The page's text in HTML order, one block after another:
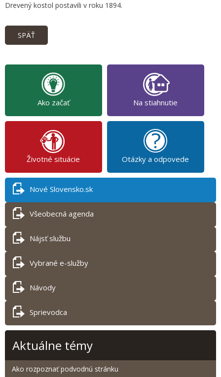
Drevený kostol postavili v roku 1894.
SPÄŤ
Ako začať Na stiahnutie
Životné situácie Otázky a odpovede
Nové Slovensko.sk
Všeobecná agenda
Nájsť službu
Vybrané e-služby
Návody
Sprievodca
Aktuálne témy
Ako rozpoznať podvodnú stránku